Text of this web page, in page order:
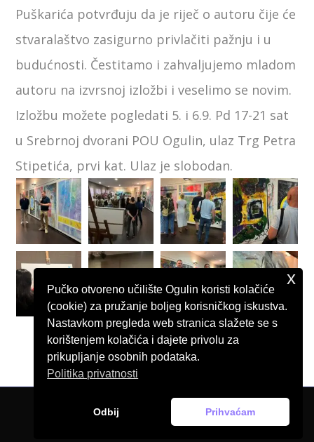
Puškarića potvrđuju da je riječ o autoru čije će
stvaralaštvo zasigurno privlačiti pažnju i u
budućnosti. Čestitamo i zahvaljujemo mladom
autoru na izvrsnoj izložbi i veselimo se novim.
Izložbu možete pogledati 5. i 6.9. Pd 17-21 sat
u Srebrnoj dvorani POU Ogulin, ulaz Trg Petra
Stipetića, prvi kat. Ulaz je slobodan.
© Pučko otvoreno učilište Ogulin, 2026.
Pučko otvoreno učilište Ogulin koristi kolačiće
(cookie) za pružanje boljeg korisničkog iskustva.
Nastavkom pregleda web stranica slažete se s
korištenjem kolačića i dajete privolu za
prikupljanje osobnih podataka.
Politika privatnosti
Odbij Prihvaćam
x